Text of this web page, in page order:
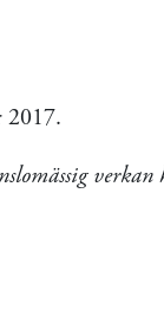
2017.